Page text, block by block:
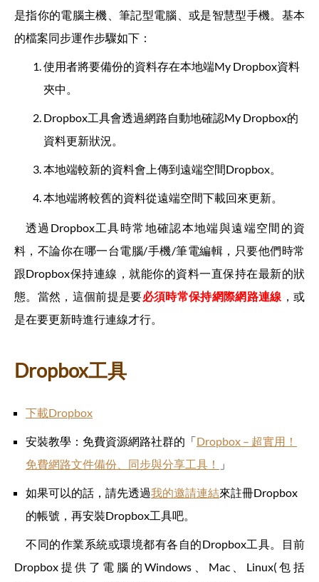
是指你的電腦主機、筆記型電腦、或是智慧型手機。基本
的檔案同步運作步驟如下：
使用者將要備份的資料存在本地端My Dropbox資料
夾中。
Dropbox工具會透過網路自動地確認My Dropbox的
資料更新狀況。
本地端較新的資料會上傳到遠端空間Dropbox。
本地端將較舊的資料從遠端空間下載回來更新。
透過Dropbox工具時常地確認本地端與遠端空間的資
料，不論你在哪一台電腦/手機/筆電編輯，只要他們時常
跟Dropbox保持連線，就能你的資料一直保持在最新的狀
態。當然，這個前提是要必須時常保持網際網路連線 ，或
是在要更新時進行連線才行。
Dropbox工具
下載Dropbox
安裝教學：免費資源網路社群的「Dropbox – 超實用！
免費網路文件備份、同步與分享工具！
」
如果可以的話，請先透過我的邀請連結來註冊Dropbox
的帳號，再安裝Dropbox工具吧。
不同的作業系統或環境都有各自的Dropbox工具。目前
Dropbox提供了電腦的Windows、Mac、Linux(包括